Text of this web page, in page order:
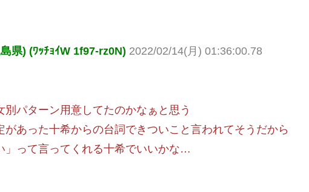
県) (ﾜｯﾁｮｲW 1f97-rz0N) 2022/02/14(月) 01:36:00.78
パターン用意してたのかなぁと思う
あった十希からの台詞できついこと言われてそうだから
」って言ってくれる十希でいいかな…